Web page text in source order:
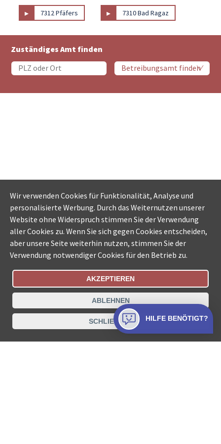
▸ 7312 Pfäfers ▸ 7310 Bad Ragaz
Zuständiges Amt finden
Bestellungsstatus Ämtersuche der Schweiz
Datenschutz Impressum Nutzungsbestimmungen
Kontakt
Wir verwenden Cookies für Funktionalität, Analyse und
personalisierte Werbung. Durch das Weiternutzen unserer
Website ohne Widerspruch stimmen Sie der Verwendung
aller Cookies zu. Wenn Sie sich gegen Cookies entscheiden,
aber unsere Seite weiterhin nutzen, stimmen Sie der
Verwendung notwendiger Cookies für den Betrieb zu.
AKZEPTIEREN
ABLEHNEN
SCHLIESSEN HILFE BENÖTIGT?